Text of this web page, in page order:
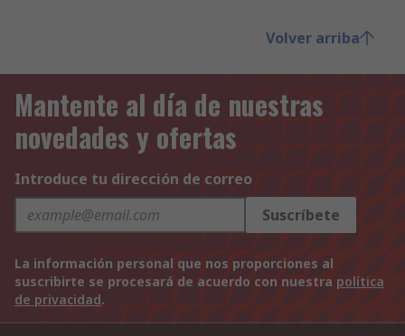
Volver arriba
Mantente al día de nuestras
novedades y ofertas
Introduce tu dirección de correo
Suscríbete
La información personal que nos proporciones al
suscribirte se procesará de acuerdo con nuestra política
de privacidad.